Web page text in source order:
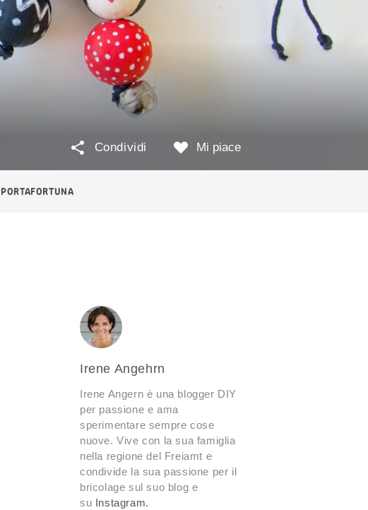
PORTAFORTUNA
Mi piace
Condividi
Irene Angehrn
Irene Angern è una blogger DIY
per passione e ama
sperimentare sempre cose
nuove. Vive con la sua famiglia
nella regione del Freiamt e
condivide la sua passione per il
bricolage sul suo blog e
su Instagram.